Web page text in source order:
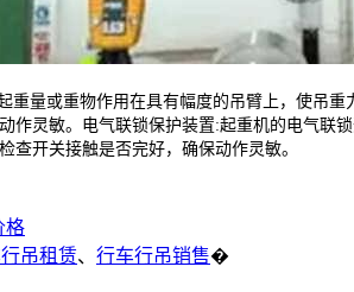
或重物作用在具有幅度的吊臂上，使吊重
作灵敏。电气联锁保护装置:起重机的电气
查开关接触是否完好，确保动作灵敏。
格
吊租赁、 行车行吊销售�